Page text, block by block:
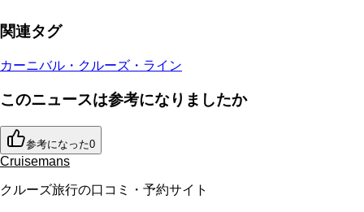
関連タグ
カーニバル・クルーズ・ライン
このニュースは参考になりましたか
参考になった0
Cruisemans
クルーズ旅行の口コミ・予約サイト